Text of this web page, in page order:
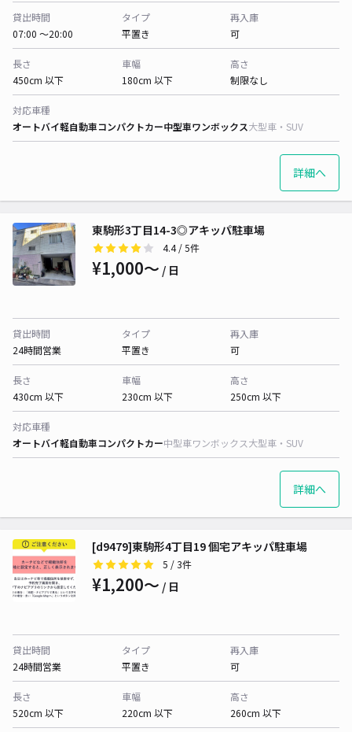
貸出時間
07:00 〜20:00
タイプ
平置き
再入庫
可
長さ
450cm 以下
車幅
180cm 以下
高さ
制限なし
対応車種
オートバイ軽自動車コンパクトカー中型車ワンボックス大型車・SUV
詳細へ
東駒形3丁目14-3◎アキッパ駐車場
4.4/ 5件
¥1,000〜 / 日
貸出時間
24時間営業
タイプ
平置き
再入庫
可
長さ
430cm 以下
車幅
230cm 以下
高さ
250cm 以下
対応車種
オートバイ軽自動車コンパクトカー中型車ワンボックス大型車・SUV
詳細へ
[d9479]東駒形4丁目19 個宅アキッパ駐車場
5 / 3件
¥1,200〜 / 日
貸出時間
24時間営業
タイプ
平置き
再入庫
可
長さ
520cm 以下
車幅
220cm 以下
高さ
260cm 以下